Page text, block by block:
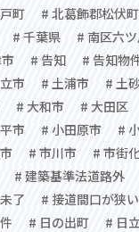
町
# 北葛飾郡松伏町
# 千葉県
# 南区六
# 告知
# 告知物
市 # 土浦市
# 土
# 大和市
# 大田区
市 # 小田原市
#
# 市川市
# 市街
# 建築基準法道路外
了
# 接道間口が狭い
# 日の出町
# 日